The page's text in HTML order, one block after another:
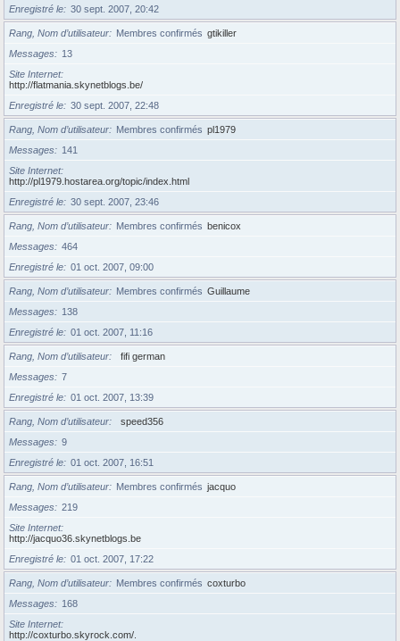
Enregistré le 30 sept. 2007, 20:42
Rang, Nom d’utilisateur Membres confirmés gtikiller
Messages
13
Site Internet
http://flatmania.skynetblogs.be/
Enregistré le
30 sept. 2007, 22:48
Rang, Nom d’utilisateur Membres confirmés pl1979
Messages
141
Site Internet
http://pl1979.hostarea.org/topic/index.html
Enregistré le
30 sept. 2007, 23:46
Rang, Nom d’utilisateur Membres confirmés benicox
Messages
464
Enregistré le
01 oct. 2007, 09:00
Rang, Nom d’utilisateur Membres confirmés Guillaume
Messages
138
Enregistré le
01 oct. 2007, 11:16
Rang, Nom d’utilisateur
fifi german
Messages
7
Enregistré le
01 oct. 2007, 13:39
Rang, Nom d’utilisateur
speed356
Messages
9
Enregistré le
01 oct. 2007, 16:51
Rang, Nom d’utilisateur Membres confirmés jacquo
Messages
219
Site Internet
http://jacquo36.skynetblogs.be
Enregistré le
01 oct. 2007, 17:22
Rang, Nom d’utilisateur Membres confirmés coxturbo
Messages
168
Site Internet
http://coxturbo.skyrock.com/.